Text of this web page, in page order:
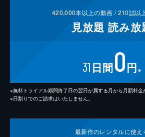
420,000本以上の動画 /210誌以
見放題 読み放
31 日間0円 ※
※無料トライアル期間終了日の翌日が属する月から月額料金
※日割りでのご請求はいたしません。
最新作のレンタルに使え